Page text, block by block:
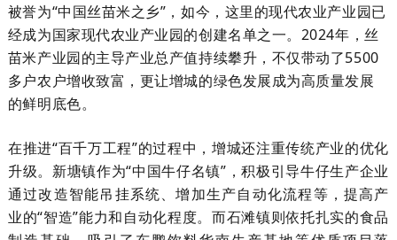
被誉为“中国丝苗米之乡”，如今，这里的现代农业产业园已
经成为国家现代农业产业园的创建名单之一。2024年，丝
苗米产业园的主导产业总产值持续攀升，不仅带动了5500
多户农户增收致富，更让增城的绿色发展成为高质量发展
的鲜明底色。
在推进“百千万工程”的过程中，增城还注重传统产业的优化
升级。新塘镇作为“中国牛仔名镇”，积极引导牛仔生产企业
通过改造智能吊挂系统、增加生产自动化流程等，提高产
业的“智造”能力和自动化程度。而石滩镇则依托扎实的食品